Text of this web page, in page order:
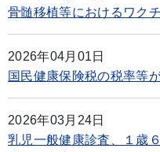
骨髄移植等におけるワク
2026年04月01日
国民健康保険税の税率等
2026年03月24日
乳児一般健康診査、１歳